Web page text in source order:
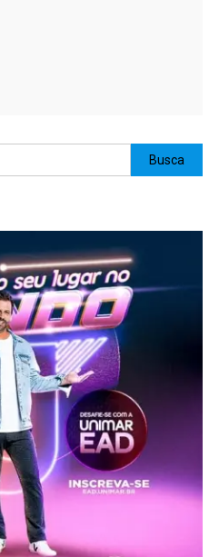
Busca